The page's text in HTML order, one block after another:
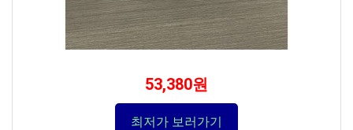
53,380원
최저가 보러가기